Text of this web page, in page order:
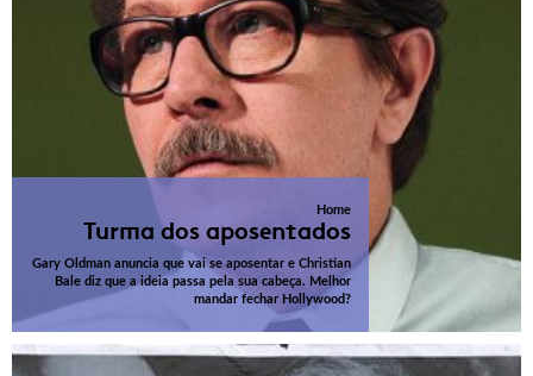
Home
Turma dos aposentados
Gary Oldman anuncia que vai se aposentar e Christian
Bale diz que a ideia passa pela sua cabeça. Melhor
mandar fechar Hollywood?